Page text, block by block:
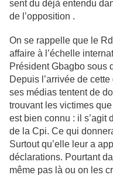
sent du déjà entendu
de l’opposition .
On se rappelle que le
affaire à l’échelle
Président Gbagbo sous
Depuis l’arrivée de
ses médias tentent de
trouvant les victimes
est bien connu : il s’agit
de la Cpi. Ce qui
Surtout qu’elle leur a
déclarations. Pourtant
même pas là ou on les